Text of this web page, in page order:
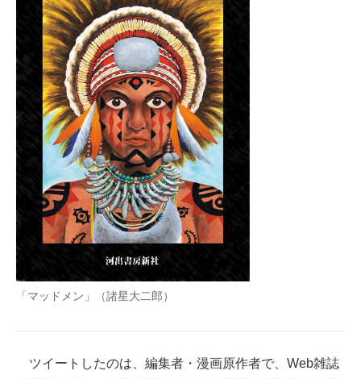
マーケ×ITの今がよく分かる
ITエンジニア向け専門サイト
企業向けIT製品の総合サイト
IT製品の技術・比較・事例
製造業のIT導入・活用を支援
モノづくり技術者専門サイト
エレクトロニクス専門サイト
電子設計の基本と応用
エネルギーの専門メディア
ちょっと気になるネットの話題
「マッドメン」（諸星大二郎）
ツイートしたのは、編集者・漫画原作者で、Web雑誌